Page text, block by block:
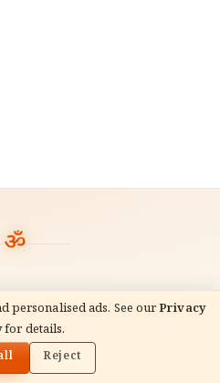
personalised ads. See ourPrivacy
for details.
Reject
5-दिवसीय गाइड — तिथियां,